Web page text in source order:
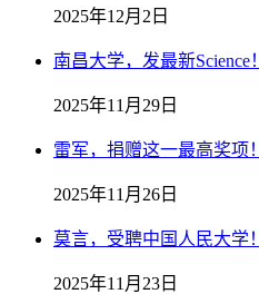
2025年12月2日
南昌大学，发最新Science！
2025年11月29日
雷军，捐赠这一最高奖项！
2025年11月26日
莫言，受聘中国人民大学！
2025年11月23日